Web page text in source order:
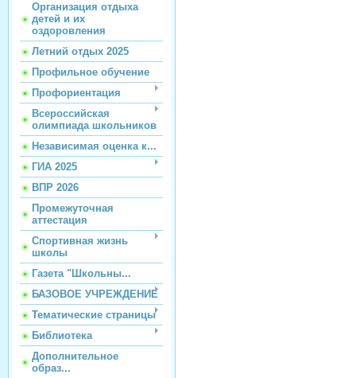
Организация отдыха
детей и их
оздоровления
Летний отдых 2025
Профильное обучение
Профориентация
Всероссийская
олимпиада школьников
Независимая оценка к...
ГИА 2025
ВПР 2026
Промежуточная
аттестация
Спортивная жизнь
школы
Газета "Школьны...
БАЗОВОЕ УЧРЕЖДЕНИЕ
Тематические страницы
Библиотека
Дополнительное
образ...